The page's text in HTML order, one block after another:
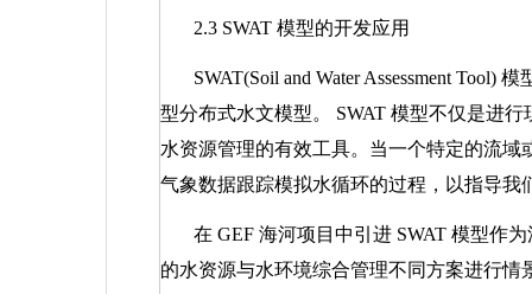
2.3 SWAT 模型的开发应用
SWAT(Soil and Water Assessment Tool) 模
型分布式水文模型。 SWAT 模型不仅是进行
水资源管理的有效工具。当一个特定的流域
气象数据跟踪模拟水循环的过程，以指导
在 GEF 海河项目中引进 SWAT 模型作
的水资源与水环境综合管理不同方案进行